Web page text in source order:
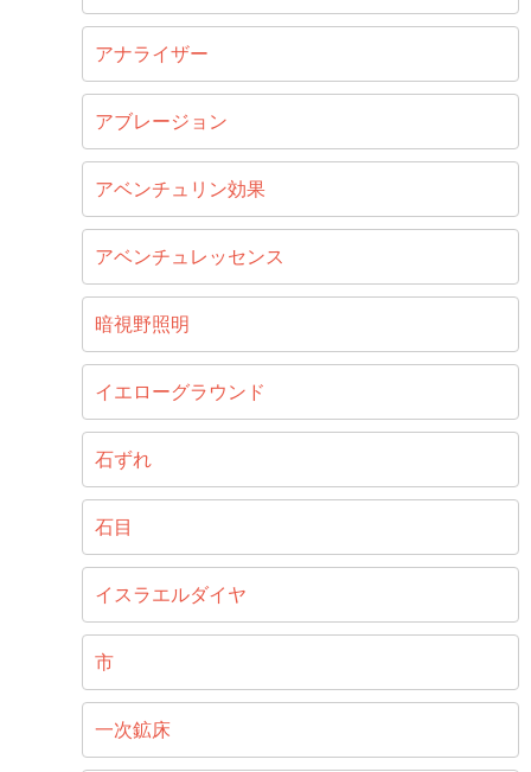
アナライザー
アブレージョン
アベンチュリン効果
アベンチュレッセンス
暗視野照明
イエローグラウンド
石ずれ
石目
イスラエルダイヤ
市
一次鉱床